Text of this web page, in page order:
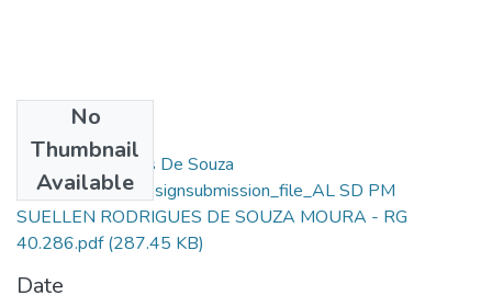
No
Thumbnail
Available
Suellen Rodrigues De Souza
Moura_77040_assignsubmission_file_AL SD PM
SUELLEN RODRIGUES DE SOUZA MOURA - RG
40.286.pdf(287.45 KB)
Date